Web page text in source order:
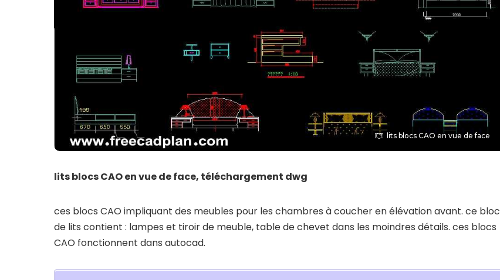
lits blocs CAO en vue de face
lits blocs CAO en vue de face, téléchargement dwg
ces blocs CAO impliquant des meubles pour les chambres à coucher en élévation avant. ce bloc
de lits contient : lampes et tiroir de meuble, table de chevet dans les moindres détails. ces blocs
CAO fonctionnent dans autocad.